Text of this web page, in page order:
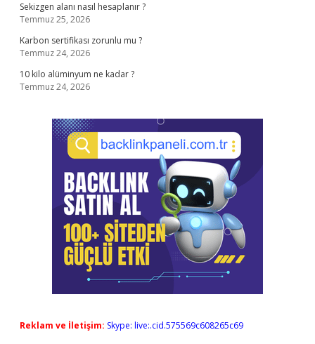
Sekizgen alanı nasıl hesaplanır ?
Temmuz 25, 2026
Karbon sertifikası zorunlu mu ?
Temmuz 24, 2026
10 kilo alüminyum ne kadar ?
Temmuz 24, 2026
Reklam ve İletişim: Skype: live:.cid.575569c608265c69